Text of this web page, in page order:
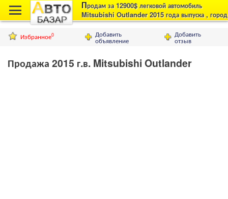
Продам за 12900$ легковой автомобиль
Mitsubishi Outlander 2015 года выпуска , город
Львов
Добавить
отзыв
Добавить
объявление
Избранное0
Продажа 2015 г.в. Mitsubishi Outlander